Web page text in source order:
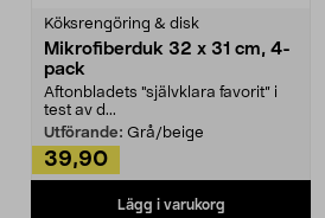
Köksrengöring & disk
Mikrofiberduk 32 x 31 cm, 4-
pack
Aftonbladets "självklara favorit” i
test av d...
Utförande: Grå/beige
39,90
Lägg i varukorg